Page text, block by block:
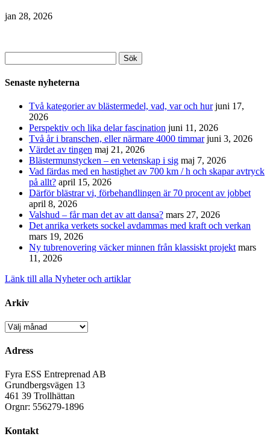
jan 28, 2026
efter:
Senaste nyheterna
Två kategorier av blästermedel, vad, var och hur juni 17,
2026
Perspektiv och lika delar fascination juni 11, 2026
Två år i branschen, eller närmare 4000 timmar juni 3, 2026
Värdet av tingen maj 21, 2026
Blästermunstycken – en vetenskap i sig maj 7, 2026
Vad färdas med en hastighet av 700 km / h och skapar avtryck
på allt? april 15, 2026
Därför blästrar vi, förbehandlingen är 70 procent av jobbet
april 8, 2026
Valshud – får man det av att dansa? mars 27, 2026
Det anrika verkets sockel avdammas med kraft och verkan
mars 19, 2026
Ny tubrenovering väcker minnen från klassiskt projekt mars
11, 2026
Länk till alla Nyheter och artiklar
Arkiv
Arkiv
Adress
Fyra ESS Entreprenad AB
Grundbergsvägen 13
461 39 Trollhättan
Orgnr: 556279-1896
Kontakt